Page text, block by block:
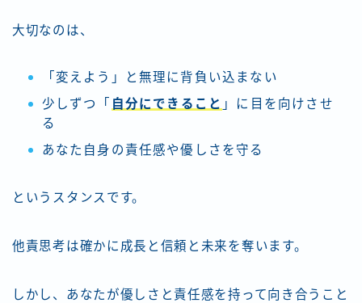
大切なのは、
「変えよう」と無理に背負い込まない
少しずつ「 自分にできること 」に目を向けさせ
る
あなた自身の責任感や優しさを守る
というスタンスです。
他責思考は確かに成長と信頼と未来を奪います。
しかし、あなたが優しさと責任感を持って向き合うこと